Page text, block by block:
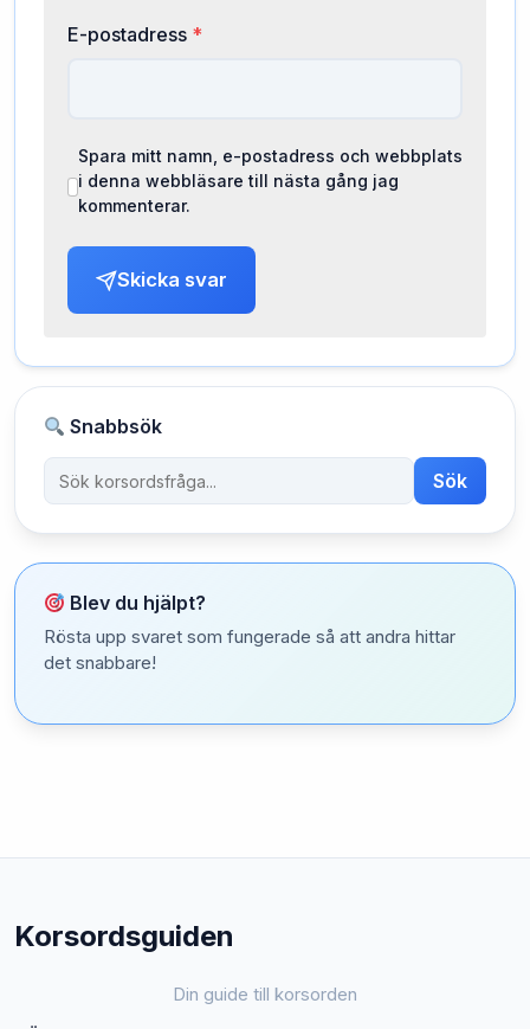
E-postadress *
Spara mitt namn, e-postadress och webbplats
i denna webbläsare till nästa gång jag
kommenterar.
Skicka svar
Snabbsök
Sök
Blev du hjälpt?
Rösta upp svaret som fungerade så att andra hittar
det snabbare!
Korsordsguiden
Din guide till korsorden